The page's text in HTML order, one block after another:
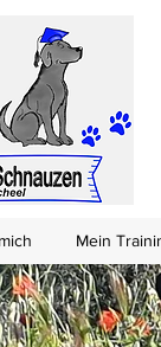
Mein